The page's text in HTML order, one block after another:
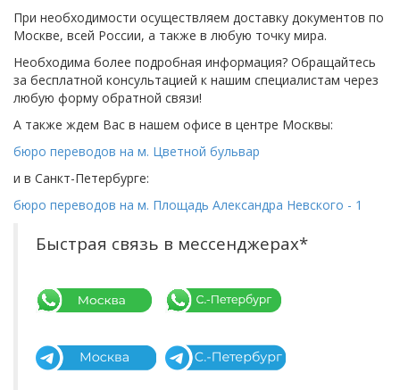
При необходимости осуществляем доставку документов по
Москве, всей России, а также в любую точку мира.
Необходима более подробная информация? Обращайтесь
за бесплатной консультацией к нашим специалистам через
любую форму обратной связи!
А также ждем Вас в нашем офисе в центре Москвы:
бюро переводов на м. Цветной бульвар
и в Санкт-Петербурге:
бюро переводов на м. Площадь Александра Невского - 1
Быстрая связь в мессенджерах*